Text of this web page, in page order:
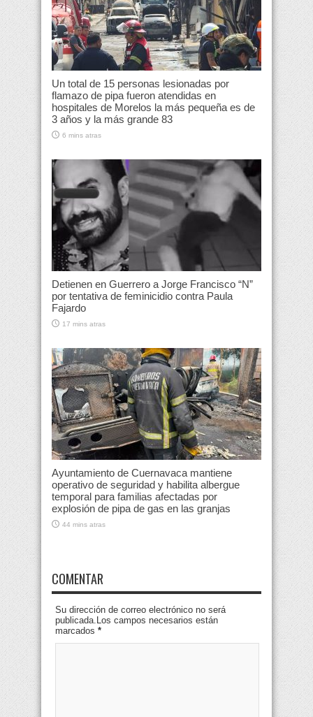
Un total de 15 personas lesionadas por
flamazo de pipa fueron atendidas en
hospitales de Morelos la más pequeña es de
3 años y la más grande 83
6 mins atras
Detienen en Guerrero a Jorge Francisco “N”
por tentativa de feminicidio contra Paula
Fajardo
17 mins atras
Ayuntamiento de Cuernavaca mantiene
operativo de seguridad y habilita albergue
temporal para familias afectadas por
explosión de pipa de gas en las granjas
44 mins atras
COMENTAR
Su dirección de correo electrónico no será
publicada.Los campos necesarios están
marcados *